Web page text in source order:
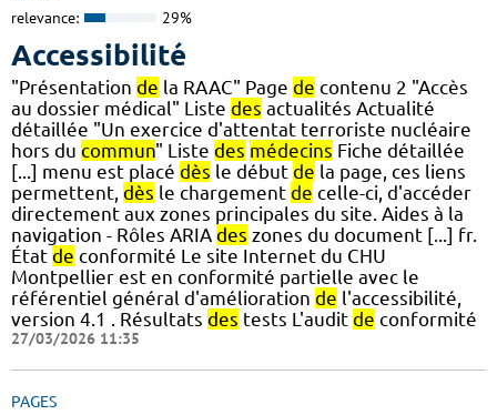
relevance: 29%
Accessibilité
"Présentation de la RAAC" Page de contenu 2 "Accès
au dossier médical" Liste des actualités Actualité
détaillée "Un exercice d'attentat terroriste nucléaire
hors du commun" Liste des médecins Fiche détaillée
[...] menu est placé dès le début de la page, ces liens
permettent, dès le chargement de celle-ci, d'accéder
directement aux zones principales du site. Aides à la
navigation - Rôles ARIA des zones du document [...] fr.
État de conformité Le site Internet du CHU
Montpellier est en conformité partielle avec le
référentiel général d'amélioration de l'accessibilité,
version 4.1 . Résultats des tests L'audit de conformité
27/03/2026 11:35
PAGES